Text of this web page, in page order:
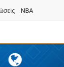
NBA